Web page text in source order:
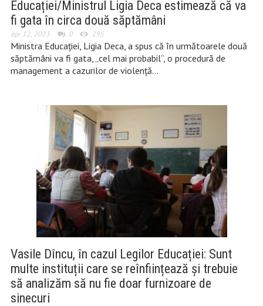
Educației/Ministrul Ligia Deca estimează că va
fi gata în circa două săptămâni
apr. 12, 2023 0 295
Ministra Educației, Ligia Deca, a spus că în următoarele două
săptămâni va fi gata, „cel mai probabil”, o procedură de
management a cazurilor de violență…
Vasile Dîncu, în cazul Legilor Educației: Sunt
multe instituții care se reînființează și trebuie
să analizăm să nu fie doar furnizoare de
sinecuri